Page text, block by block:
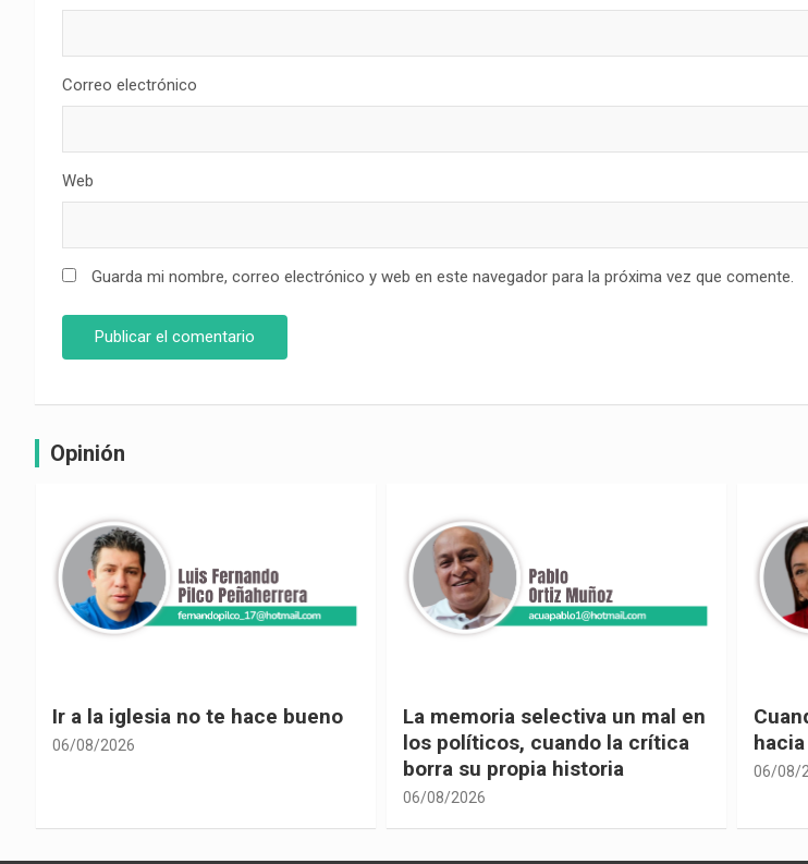
Correo electrónico
Web
Guarda mi nombre, correo electrónico y web en este navegador para la próxima vez que comente.
Opinión
La memoria selectiva un mal en
los políticos, cuando la crítica
Cuando la vida te obliga a mirar
hacia adentro…
06/08/2026
vivir
05/08/